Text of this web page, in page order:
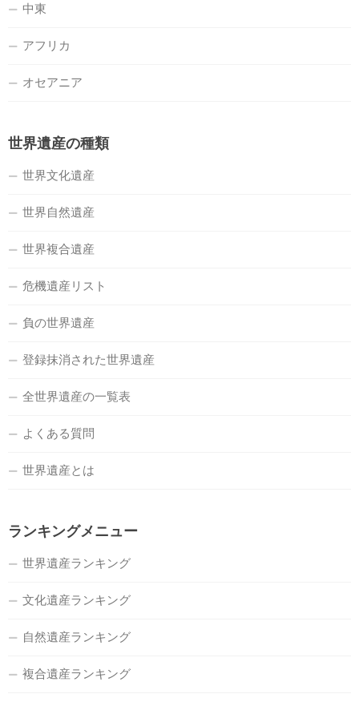
中東
アフリカ
オセアニア
世界遺産の種類
世界文化遺産
世界自然遺産
世界複合遺産
危機遺産リスト
負の世界遺産
登録抹消された世界遺産
全世界遺産の一覧表
よくある質問
世界遺産とは
ランキングメニュー
世界遺産ランキング
文化遺産ランキング
自然遺産ランキング
複合遺産ランキング